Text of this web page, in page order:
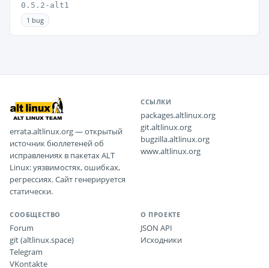
0.5.2-alt1
1 bug
errata.altlinux.org — открытый
источник бюллетеней об
исправлениях в пакетах ALT
Linux: уязвимостях, ошибках,
регрессиях. Сайт генерируется
статически.
ССЫЛКИ
packages.altlinux.org
git.altlinux.org
bugzilla.altlinux.org
www.altlinux.org
СООБЩЕСТВО
Forum
git (altlinux.space)
Telegram
VKontakte
О ПРОЕКТЕ
JSON API
Исходники